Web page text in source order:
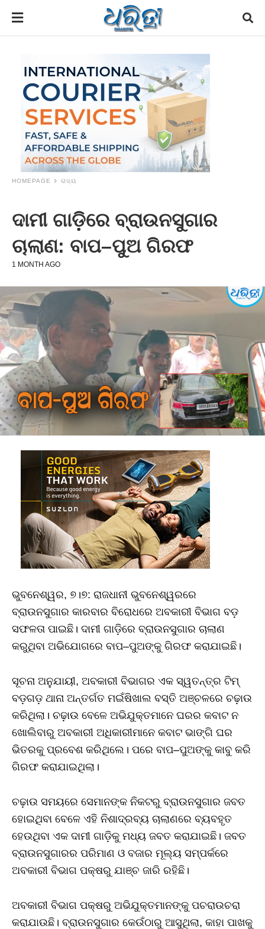
HOMEPAGE ରାଜ୍ୟ
ଦାମୀ ଗାଡ଼ିରେ ବ୍ରାଉନସୁଗାର
ଚାଲାଣ: ବାପ–ପୁଅ ଗିରଫ
1 MONTH AGO
ଭୁବନେଶ୍ୱର, ୭।୭: ରାଜଧାନୀ ଭୁବନେଶ୍ୱରରେ
ବ୍ରାଉନସୁଗାର କାରବାର ବିରୋଧରେ ଅବକାରୀ ବିଭାଗ ବଡ଼
ସଫଳତା ପାଇଛି। ଦାମୀ ଗାଡ଼ିରେ ବ୍ରାଉନସୁଗାର ଚାଲାଣ
କରୁଥିବା ଅଭିଯୋଗରେ ବାପ–ପୁଅଙ୍କୁ ଗିରଫ କରାଯାଇଛି।
ସୂଚନା ଅନୁଯାୟୀ, ଅବକାରୀ ବିଭାଗର ଏକ ସ୍ୱତନ୍ତ୍ର ଟିମ୍‌
ବଡ଼ଗଡ଼ ଥାନା ଅନ୍ତର୍ଗତ ମଇଁଷିଖାଲ ବସ୍ତି ଅଞ୍ଚଳରେ ଚଢ଼ାଉ
କରିଥିଲା। ଚଢ଼ାଉ ବେଳେ ଅଭିଯୁକ୍ତମାନେ ଘରର କବାଟ ନ
ଖୋଲିବାରୁ ଅବକାରୀ ଅଧିକାରୀମାନେ କବାଟ ଭାଙ୍ଗି ଘର
ଭିତରକୁ ପ୍ରବେଶ କରିଥିଲେ। ପରେ ବାପ–ପୁଅଙ୍କୁ କାବୁ କରି
ଗିରଫ କରାଯାଇଥିଲା।
ଚଢ଼ାଉ ସମୟରେ ସେମାନଙ୍କ ନିକଟରୁ ବ୍ରାଉନସୁଗାର ଜବତ
ହୋଇଥିବା ବେଳେ ଏହି ନିଶାଦ୍ରବ୍ୟ ଚାଲାଣରେ ବ୍ୟବହୃତ
ହେଉଥିବା ଏକ ଦାମୀ ଗାଡ଼ିକୁ ମଧ୍ୟ ଜବତ କରାଯାଇଛି। ଜବତ
ବ୍ରାଉନସୁଗାରର ପରିମାଣ ଓ ବଜାର ମୂଲ୍ୟ ସମ୍ପର୍କରେ
ଅବକାରୀ ବିଭାଗ ପକ୍ଷରୁ ଯାଞ୍ଚ ଜାରି ରହିଛି।
ଅବକାରୀ ବିଭାଗ ପକ୍ଷରୁ ଅଭିଯୁକ୍ତମାନଙ୍କୁ ପଚରାଉଚରା
କରାଯାଉଛି। ବ୍ରାଉନସୁଗାର କେଉଁଠାରୁ ଆସୁଥିଲା, କାହା ପାଖକୁ